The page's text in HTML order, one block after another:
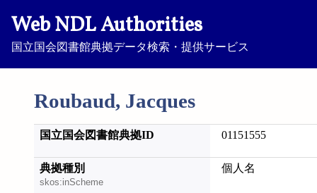
Web NDL Authorities
国立国会図書館典拠データ検索・提供サービス
Roubaud, Jacques
国立国会図書館典拠ID 01151555
典拠種別
skos:inScheme
個人名